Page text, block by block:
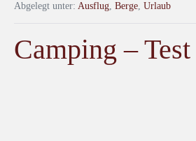
Abgelegt unter: Ausflug, Berge, Urlaub
Camping – Test